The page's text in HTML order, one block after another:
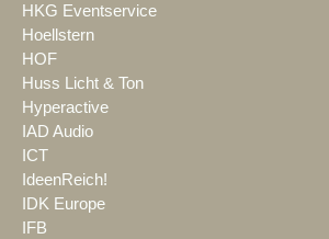
HKG Eventservice
Hoellstern
HOF
Huss Licht & Ton
Hyperactive
IAD Audio
ICT
IdeenReich!
IDK Europe
IFB